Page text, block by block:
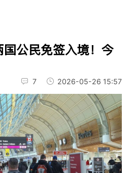
公民免签入境！今
7 2026-05-26 15:57